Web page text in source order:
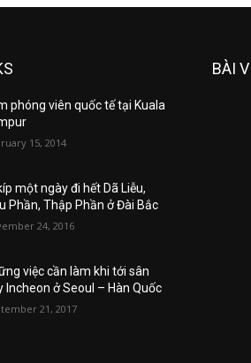
phóng viên quốc tế tại Kuala
15, 2014
một ngày đi hết Dã Liễu,
Phần, Thập Phần ở Đài Bắc
24, 2016
việc cần làm khi tới sân
Incheon ở Seoul – Hàn Quốc
21, 2017
BÀI